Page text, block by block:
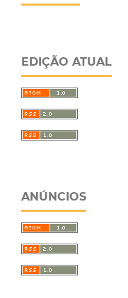
EDIÇÃO ATUAL
ANÚNCIOS